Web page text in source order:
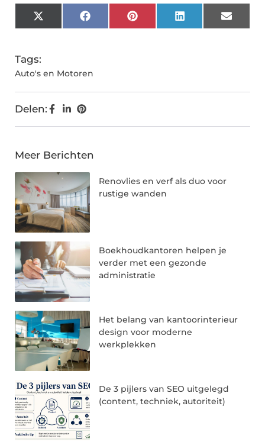
X
(Twitter)
FacebookPinterestLinkedInEmail
Tags:
Auto's en Motoren
Delen:
Meer Berichten
Renovlies en verf als duo voor
rustige wanden
Boekhoudkantoren helpen je
verder met een gezonde
administratie
Het belang van kantoorinterieur
design voor moderne
werkplekken
De 3 pijlers van SEO uitgelegd
(content, techniek, autoriteit)